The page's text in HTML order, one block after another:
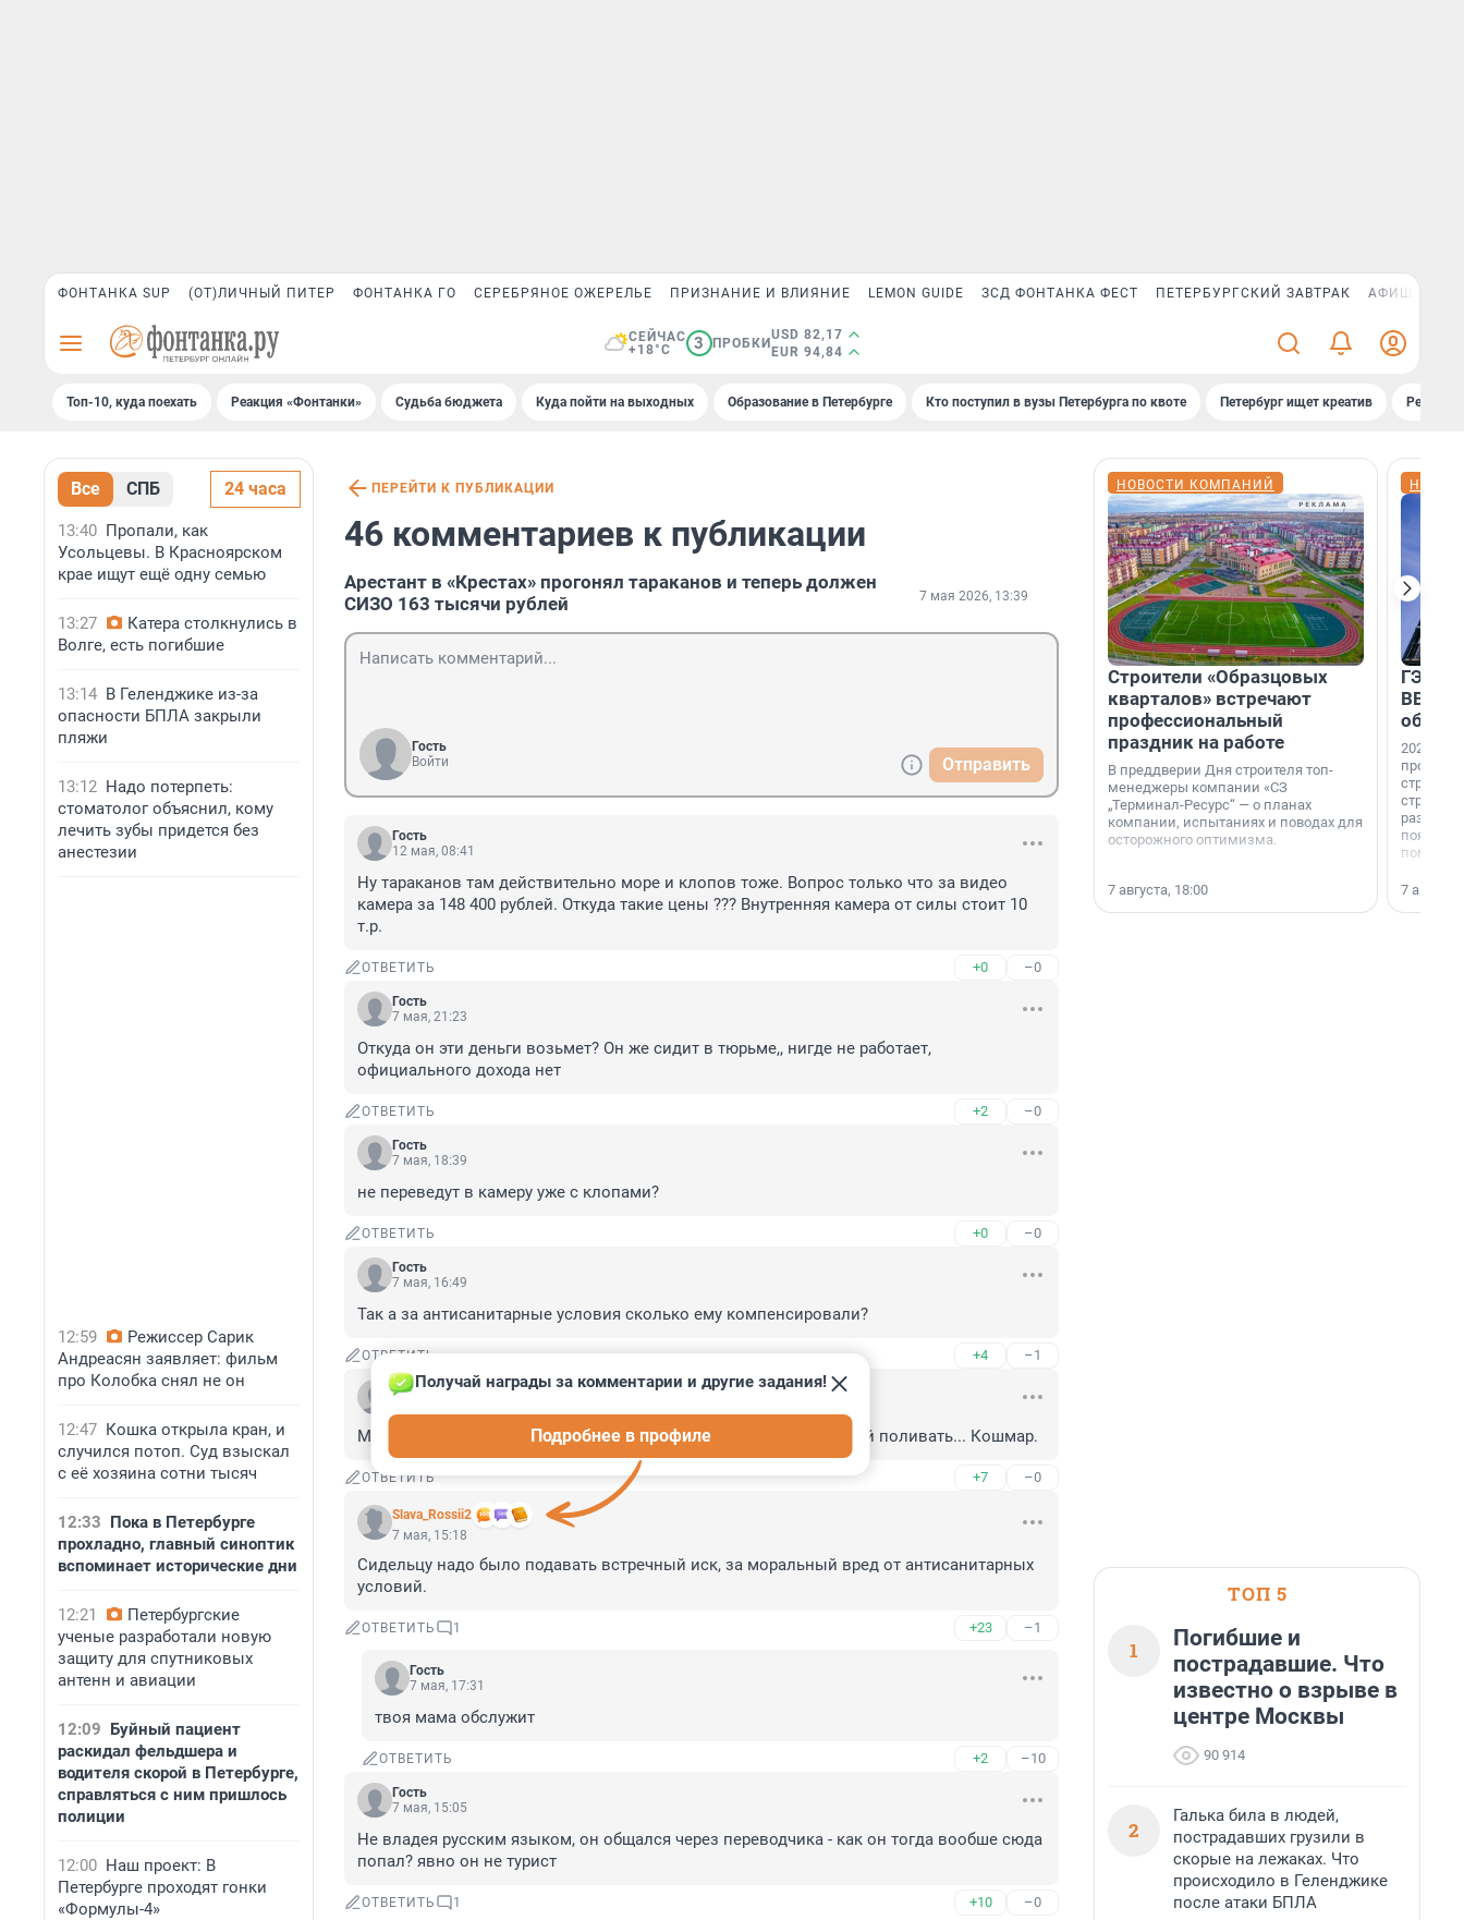
ФОНТАНКА SUP (ОТ)ЛИЧНЫЙ ПИТЕР ФОНТАНКА ГО СЕРЕБРЯНОЕ ОЖЕРЕЛЬЕ ПРИЗНАНИЕ И ВЛИЯНИЕ LEMON GUIDE ЗСД ФОНТАНКА ФЕСТ ПЕТЕРБУРГСКИЙ ЗАВТРАК АФИША PLUS
СЕЙЧАС
+18°C
3 ПРОБКИ
USD 82,17
EUR 94,84
Топ-10, куда поехать Реакция «Фонтанки» Судьба бюджета Куда пойти на выходных Образование в Петербурге Кто поступил в вузы Петербурга по квоте Петербург ищет креатив
Все СПБ 24 часа
13:40 Пропали, как
Усольцевы. В Красноярском
крае ищут ещё одну семью
13:27
Катера столкнулись в
Волге, есть погибшие
13:14 В Геленджике из-за
опасности БПЛА закрыли
пляжи
13:12 Надо потерпеть:
стоматолог объяснил, кому
лечить зубы придется без
анестезии
12:59
Режиссер Сарик
Андреасян заявляет: фильм
про Колобка снял не он
12:47 Кошка открыла кран, и
случился потоп. Суд взыскал
с её хозяина сотни тысяч
12:33 Пока в Петербурге
прохладно, главный синоптик
вспоминает исторические дни
12:21
Петербургские
ученые разработали новую
защиту для спутниковых
антенн и авиации
12:09 Буйный пациент
раскидал фельдшера и
водителя скорой в Петербурге,
справляться с ним пришлось
полиции
12:00 Наш проект: В
Петербурге проходят гонки
«Формулы-4»
ПЕРЕЙТИ К ПУБЛИКАЦИИ
46 комментариев к публикации
Арестант в «Крестах» прогонял тараканов и теперь должен
СИЗО 163 тысячи рублей
7 мая 2026, 13:39
Гость
Войти
Отправить
Гость
12 мая, 08:41
Ну тараканов там действительно море и клопов тоже. Вопрос только что за видео
камера за 148 400 рублей. Откуда такие цены ??? Внутренняя камера от силы стоит 10
т.р.
ОТВЕТИТЬ +0 –0
Гость
7 мая, 21:23
Откуда он эти деньги возьмет? Он же сидит в тюрьме,, нигде не работает,
официального дохода нет
ОТВЕТИТЬ +2 –0
Гость
7 мая, 18:39
не переведут в камеру уже с клопами?
ОТВЕТИТЬ +0 –0
Гость
7 мая, 16:49
Так а за антисанитарные условия сколько ему компенсировали?
ОТВЕТИТЬ +4 –1
Гость
Мало того, что в тюрьме сидишь, так еще и тараканов надо водой поливать... Кошмар.
ОТВЕТИТЬ +7 –0
Slava_Rossii2
Получай награды за комментарии и другие задания!
Подробнее в профиле
7 мая, 15:18
Сидельцу надо было подавать встречный иск, за моральный вред от антисанитарных
условий.
ОТВЕТИТЬ 1 +23 –1
Гость
7 мая, 17:31
твоя мама обслужит
ОТВЕТИТЬ +2 –10
Гость
7 мая, 15:05
Не владея русским языком, он общался через переводчика - как он тогда вообше сюда
попал? явно он не турист
ОТВЕТИТЬ 1 +10 –0
НОВОСТИ КОМПАНИЙ
Строители «Образцовых
кварталов» встречают
профессиональный
праздник на работе
В преддверии Дня строителя топ-
менеджеры компании «СЗ
„Терминал-Ресурс“ — о планах
компании, испытаниях и поводах для
осторожного оптимизма.
7 августа, 18:00
ГЭС,
ВВП: в
об
2026-й —
раз. В
7
ТОП 5
1
Погибшие и
пострадавшие. Что
известно о взрыве в
центре Москвы
90 914
2
Галька била в людей,
пострадавших грузили в
скорые на лежаках. Что
происходило в Геленджике
после атаки БПЛА